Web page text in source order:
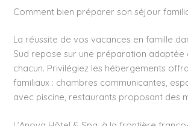
Comment bien préparer son séjour
La réussite de vos vacances en famille
Sud repose sur une préparation adaptée
chacun. Privilégiez les hébergements
familiaux : chambres communicantes,
avec piscine, restaurants proposant des